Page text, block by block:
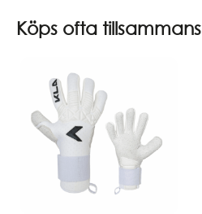
Köps ofta tillsammans